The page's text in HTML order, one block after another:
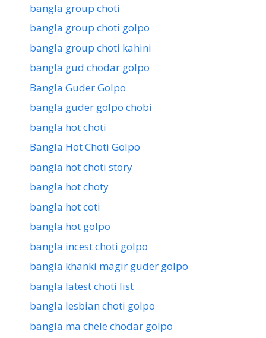
bangla group choti
bangla group choti golpo
bangla group choti kahini
bangla gud chodar golpo
Bangla Guder Golpo
bangla guder golpo chobi
bangla hot choti
Bangla Hot Choti Golpo
bangla hot choti story
bangla hot choty
bangla hot coti
bangla hot golpo
bangla incest choti golpo
bangla khanki magir guder golpo
bangla latest choti list
bangla lesbian choti golpo
bangla ma chele chodar golpo